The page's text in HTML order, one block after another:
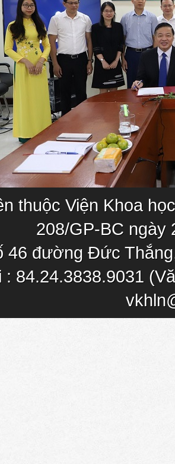
thuộc Viện Khoa
208/GP-BC ngày
46 đường Đức
84.24.3838.9031